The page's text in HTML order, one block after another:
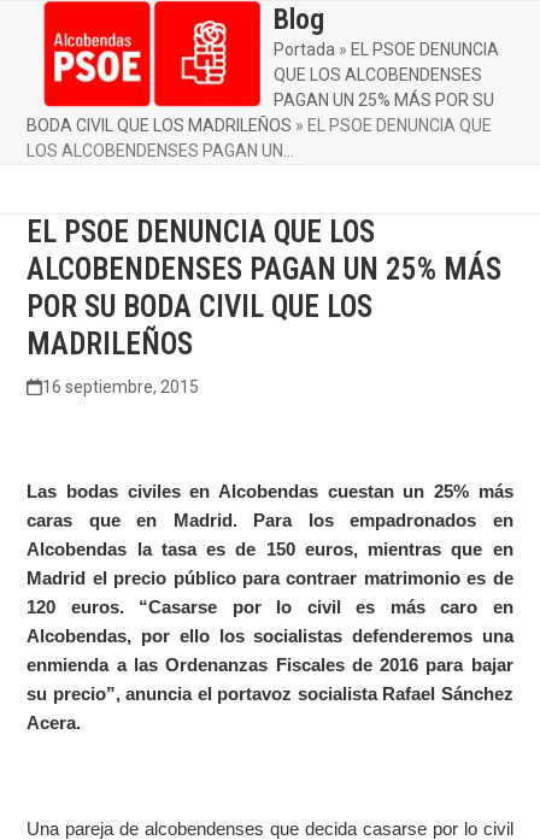
contentmobile
menu
mobile
menu
Blog
Portada » EL PSOE DENUNCIA
QUE LOS ALCOBENDENSES
PAGAN UN 25% MÁS POR SU
BODA CIVIL QUE LOS MADRILEÑOS » EL PSOE DENUNCIA QUE
LOS ALCOBENDENSES PAGAN UN…
EL PSOE DENUNCIA QUE LOS
ALCOBENDENSES PAGAN UN 25% MÁS
POR SU BODA CIVIL QUE LOS
MADRILEÑOS
16 septiembre, 2015
Las bodas civiles en Alcobendas cuestan un 25% más
caras que en Madrid. Para los empadronados en
Alcobendas la tasa es de 150 euros, mientras que en
Madrid el precio público para contraer matrimonio es de
120 euros. “Casarse por lo civil es más caro en
Alcobendas, por ello los socialistas defenderemos una
enmienda a las Ordenanzas Fiscales de 2016 para bajar
su precio”, anuncia el portavoz socialista Rafael Sánchez
Acera.
Una pareja de alcobendenses que decida casarse por lo civil